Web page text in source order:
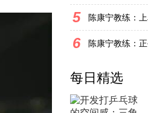
5
6
每日精选